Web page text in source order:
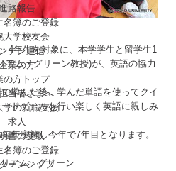
路報告
名簿のご登録
大学校友会
デン通信
業の方
の方トップ
当者さまへ
学の就職支援
求人
書の受取
名簿のご登録
ーンシップ
4年生を対象に、本学学生と留学生1
アム・グリーン教授)が、英語の協力
学んだ後、学んだ単語を使ってクイ
ドゲームを行い楽しく英語に親しみ
年実施し今年で7年目となります。
アム・グリーン